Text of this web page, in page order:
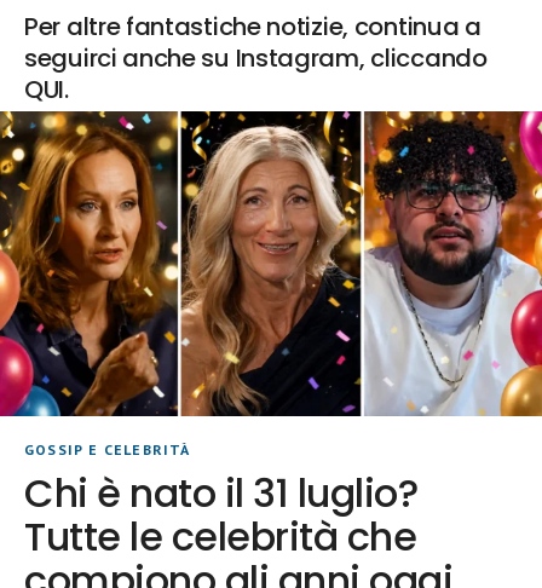
Per altre fantastiche notizie, continua a
seguirci anche su Instagram, cliccando
QUI.
GOSSIP E CELEBRITÀ
Chi è nato il 31 luglio?
Tutte le celebrità che